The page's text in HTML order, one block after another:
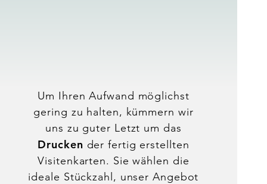
Um Ihren Aufwand möglichst
gering zu halten, kümmern wir
uns zu guter Letzt um das
Drucken der fertig erstellten
Visitenkarten. Sie wählen die
ideale Stückzahl, unser Angebot